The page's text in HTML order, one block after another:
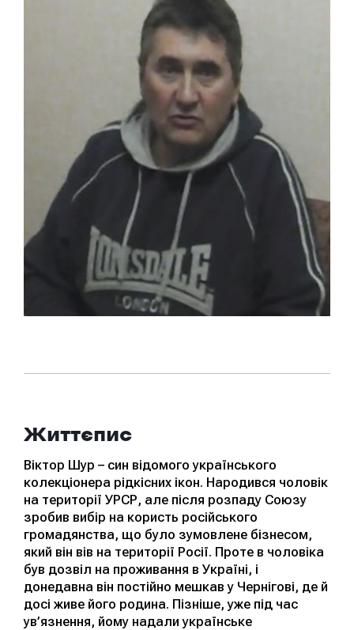
Життєпис
Віктор Шур – син відомого українського
колекціонера рідкісних ікон. Народився чоловік
на території УРСР, але після розпаду Союзу
зробив вибір на користь російського
громадянства, що було зумовлене бізнесом,
який він вів на території Росії. Проте в чоловіка
був дозвіл на проживання в Україні, і
донедавна він постійно мешкав у Чернігові, де й
досі живе його родина. Пізніше, уже під час
ув’язнення, йому надали українське